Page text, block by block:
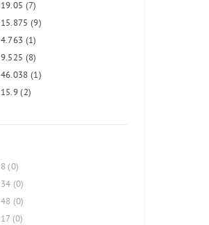
19.05 (7)
15.875(9)
4.763 (1)
9.525 (8)
46.038(1)
15.9(2)
8 (0)
34 (0)
48 (0)
17 (0)